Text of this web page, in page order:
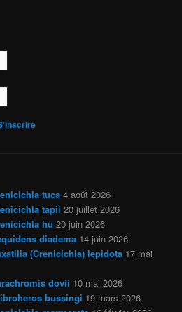
tuca 4 août 2026
tapii 20 juillet 2026
hu 20 juin 2026
diadema 14 juin 2026
(Crenicichla) lepidota 17 mai
dovii 10 mai 2026
bussingi 19 mars 2026